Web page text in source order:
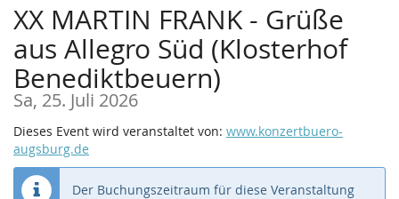
XX MARTIN FRANK - Grüße
aus Allegro Süd (Klosterhof
Benediktbeuern)
Sa, 25. Juli 2026
Dieses Event wird veranstaltet von: www.konzertbuero-
augsburg.de
Der Buchungszeitraum für diese Veranstaltung